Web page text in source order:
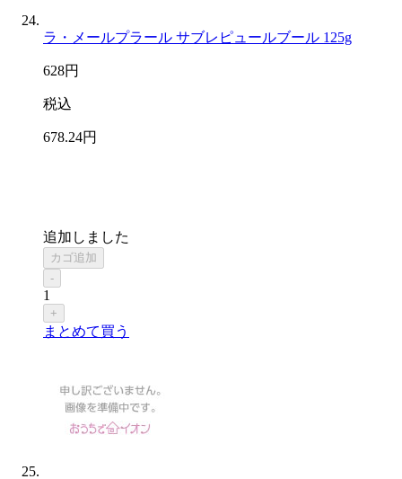
ラ・メールプラール サブレピュールブール 125g
628円
税込
678.24円
追加しました
カゴ追加
-
1
+
まとめて買う